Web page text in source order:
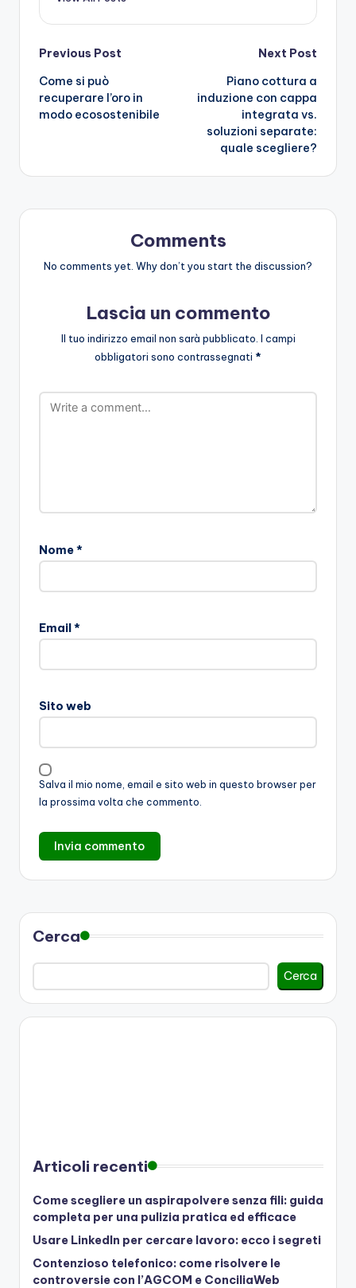
Post
navigation
Previous Post
Come si può
recuperare l’oro in
modo ecosostenibile
Next Post
Piano cottura a
induzione con cappa
integrata vs.
soluzioni separate:
quale scegliere?
Comments
No comments yet. Why don’t you start the discussion?
Lascia un commento
Il tuo indirizzo email non sarà pubblicato. I campi
obbligatori sono contrassegnati *
Nome*
Email*
Sito web
Salva il mio nome, email e sito web in questo browser per
la prossima volta che commento.
Cerca
Cerca
Articoli recenti
Come scegliere un aspirapolvere senza fili: guida
completa per una pulizia pratica ed efficace
Usare LinkedIn per cercare lavoro: ecco i segreti
Contenzioso telefonico: come risolvere le
controversie con l’AGCOM e ConciliaWeb